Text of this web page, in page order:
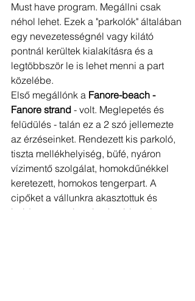
Must have program. Megállni csak
néhol lehet. Ezek a "parkolók" általában
egy nevezetességnél vagy kilátó
pontnál kerültek kialakításra és a
legtöbbször le is lehet menni a part
közelébe.
Első megállónk a Fanore-beach -
Fanore strand - volt. Meglepetés és
felüdülés - talán ez a 2 szó jellemezte
az érzéseinket. Rendezett kis parkoló,
tiszta mellékhelyiség, büfé, nyáron
vízimentő szolgálat, homokdűnékkel
keretezett, homokos tengerpart. A
cipőket a vállunkra akasztottuk és
boldogan gyalogoltunk több száz